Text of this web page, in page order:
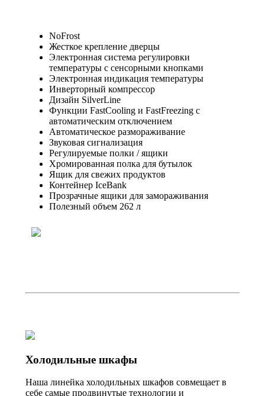
NoFrost
Жесткое крепление дверцы
Электронная система регулировки
температуры с сенсорными кнопками
Электронная индикация температуры
Инверторный компрессор
Дизайн SilverLine
Функции FastCooling и FastFreezing с
автоматическим отключением
Автоматическое размораживание
Звуковая сигнализация
Регулируемые полки / ящики
Хромированная полка для бутылок
Ящик для свежих продуктов
Контейнер IceBank
Прозрачные ящики для замораживания
Полезный объем 262 л
Холодильные шкафы
Наша линейка холодильных шкафов совмещает в
себе самые продвинутые технологии и